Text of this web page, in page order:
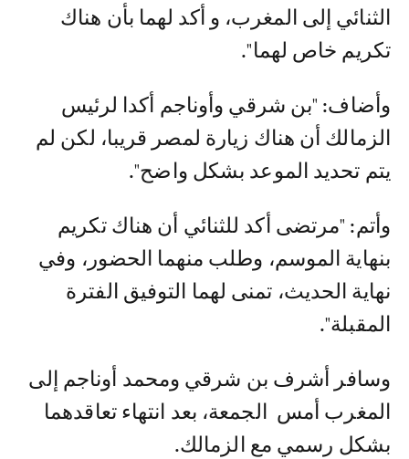
الثنائي إلى المغرب، و أكد لهما بأن هناك
تكريم خاص لهما".
وأضاف: "بن شرقي وأوناجم أكدا لرئيس
الزمالك أن هناك زيارة لمصر قريبا، لكن لم
يتم تحديد الموعد بشكل واضح".
وأتم: "مرتضى أكد للثنائي أن هناك تكريم
بنهاية الموسم، وطلب منهما الحضور، وفي
نهاية الحديث، تمنى لهما التوفيق الفترة
المقبلة".
وسافر أشرف بن شرقي ومحمد أوناجم إلى
المغرب أمس الجمعة، بعد انتهاء تعاقدهما
بشكل رسمي مع الزمالك.